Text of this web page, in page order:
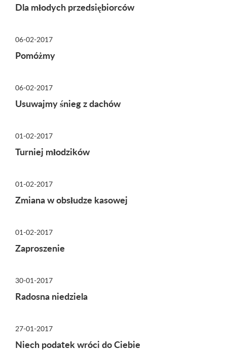
Dla młodych przedsiębiorców
06-02-2017
Pomóżmy
06-02-2017
Usuwajmy śnieg z dachów
01-02-2017
Turniej młodzików
01-02-2017
Zmiana w obsłudze kasowej
01-02-2017
Zaproszenie
30-01-2017
Radosna niedziela
27-01-2017
Niech podatek wróci do Ciebie